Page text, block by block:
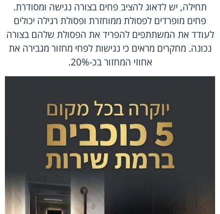
תחילה, יש לדאוג להציב פחים בצורה נגישה ומסודרת.
פחים מופרדים לפסולת ממוחזרת ופסולת רגילה יכולים
לעודד את המשתתפים להפריד את הפסולת שלהם בצורה
נכונה. מחקרים מראים כי נגישות לפחי מחזור מגבירה את
אחוזי המחזור בכ-20%.